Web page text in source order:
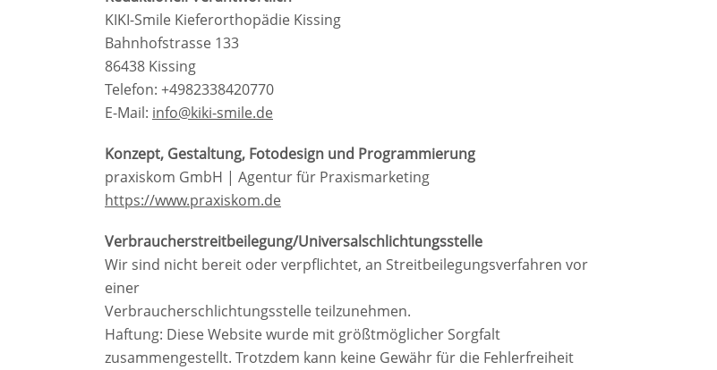
KIKI-Smile Kieferorthopädie Kissing
Bahnhofstrasse 133
86438 Kissing
Telefon: +4982338420770
E-Mail: info@kiki-smile.de
Konzept, Gestaltung, Fotodesign und Programmierung
praxiskom GmbH | Agentur für Praxismarketing
https://www.praxiskom.de
Verbraucherstreitbeilegung/Universalschlichtungsstelle
Wir sind nicht bereit oder verpflichtet, an Streitbeilegungsverfahren vor
einer
Verbraucherschlichtungsstelle teilzunehmen.
Haftung: Diese Website wurde mit größtmöglicher Sorgfalt
zusammengestellt. Trotzdem kann keine Gewähr für die Fehlerfreiheit